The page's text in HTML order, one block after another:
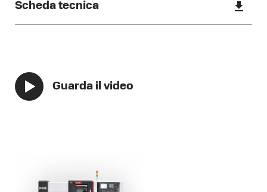
Scheda tecnica
Guarda il video